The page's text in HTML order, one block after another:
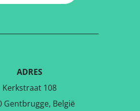
ADRES
Kerkstraat 108
Gentbrugge, België